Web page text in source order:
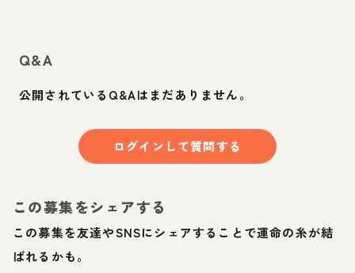
Q&A
公開されているQ&Aはまだありません。
ログインして質問する
この募集をシェアする
この募集を友達やSNSにシェアすることで運命の糸が結
ばれるかも。